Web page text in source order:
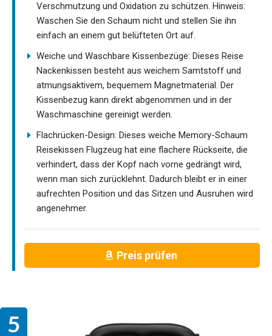
Verschmutzung und Oxidation zu schützen. Hinweis:
Waschen Sie den Schaum nicht und stellen Sie ihn
einfach an einem gut belüfteten Ort auf.
Weiche und Waschbare Kissenbezüge: Dieses Reise
Nackenkissen besteht aus weichem Samtstoff und
atmungsaktivem, bequemem Magnetmaterial. Der
Kissenbezug kann direkt abgenommen und in der
Waschmaschine gereinigt werden.
Flachrücken-Design: Dieses weiche Memory-Schaum
Reisekissen Flugzeug hat eine flachere Rückseite, die
verhindert, dass der Kopf nach vorne gedrängt wird,
wenn man sich zurücklehnt. Dadurch bleibt er in einer
aufrechten Position und das Sitzen und Ausruhen wird
angenehmer.
Preis prüfen